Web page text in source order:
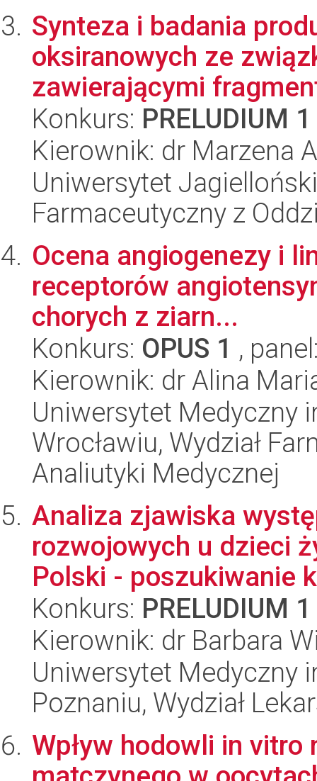
Synteza i badania
oksiranowych ze
zawierającymi
Konkurs: PRELUDIUM 1
Kierownik: dr Marzena
Uniwersytet
Farmaceutyczny z
Ocena angiogenezy i
receptorów
chorych z ziarn...
Konkurs: OPUS 1 ,
Kierownik: dr Alina
Uniwersytet Medyczny
Wrocławiu, Wydział
Analiutyki Medycznej
Analiza zjawiska
rozwojowych u dzieci
Polski - poszukiwanie
Konkurs: PRELUDIUM 1
Kierownik: dr Barbara
Uniwersytet Medyczny
Poznaniu, Wydział
Wpływ hodowli in